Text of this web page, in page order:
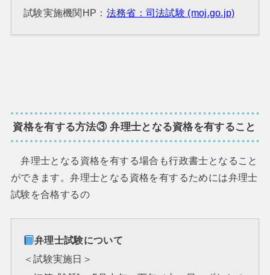
試験実施機関HP： 法務省：司法試験 (moj.go.jp)
資格を有する方法③ 弁理士となる資格を有すること
弁理士となる資格を有する場合も行政書士となること
ができます。弁理士となる資格を有するためには弁理士
試験を合格するの
弁理士試験について
＜試験実施日＞